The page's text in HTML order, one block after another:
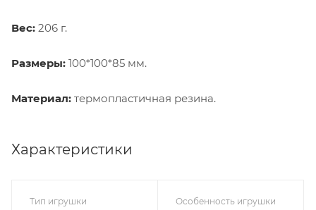
Вес: 206 г.
Размеры: 100*100*85 мм.
Материал: термопластичная резина.
Характеристики
Тип игрушки Особенность игрушки